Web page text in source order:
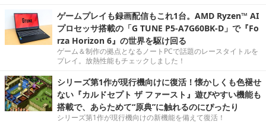
ゲームプレイも録画配信もこれ1台。AMD Ryzen™ AI
プロセッサ搭載の「G TUNE P5-A7G60BK-D」で『Fo
rza Horizon 6』の世界を駆け回る
ゲーム＆制作の拠点となるノートPCで話題のレースタイトルを
プレイ。放熱性能もチェックしました！
シリーズ第1作が現行機向けに復活！懐かしくも色褪せ
ない『カルドセプト ザ ファースト』遊びやすい機能も
搭載で、あらためて“原典”に触れるのにぴったり
シリーズ第1作が現行機向けの新機能を備えて復活！